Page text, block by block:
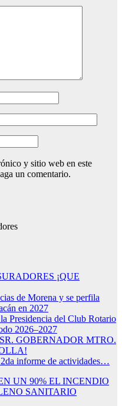
y sitio web en este
un comentario.
¡QUE
de Morena y se perfila
en 2027
Presidencia del Club Rotario
2026–2027
GOBERNADOR MTRO.
informe de actividades…
UN 90% EL INCENDIO
SANITARIO